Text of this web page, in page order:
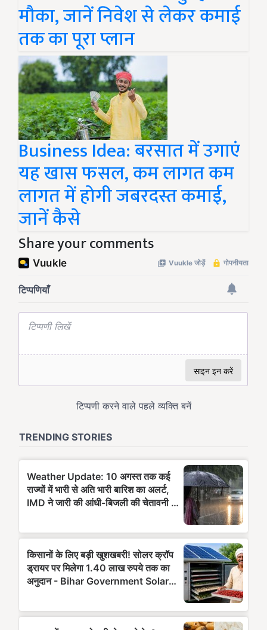
मौका, जानें निवेश से लेकर कमाई
तक का पूरा प्लान
Business Idea: बरसात में उगाएं
यह खास फसल, कम लागत कम
लागत में होगी जबरदस्त कमाई,
जानें कैसे
Share your comments